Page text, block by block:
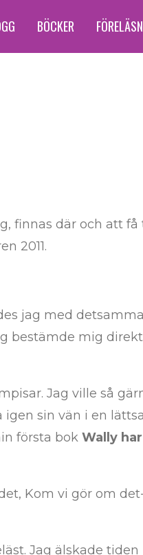
BÖCKER
finnas där och att få
2011.
jag med
bestämde mig
Jag ville så
sin vän i en
första bok Wally
Kom vi gör om
Jag älskade tiden